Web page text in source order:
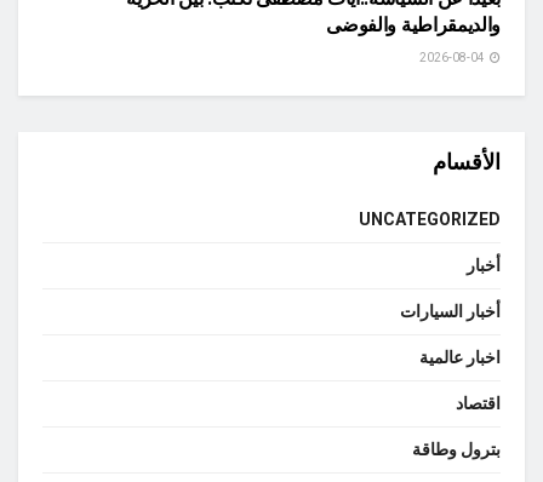
والديمقراطية والفوضى
الأقسام
UNCATEGORIZED
أخبار
أخبار السيارات
اخبار عالمية
اقتصاد
بترول وطاقة